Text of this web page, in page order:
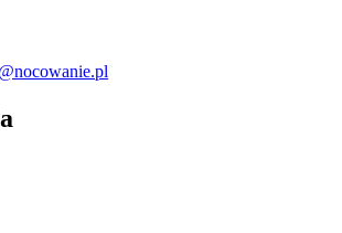
budynek 18A) dla 7 osób (kuchnia.
dla 6 osób ( kuchnia, łazienka, taras).